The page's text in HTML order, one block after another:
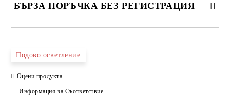
БЪРЗА ПОРЪЧКА БЕЗ РЕГИСТРАЦИЯ
Подово осветление
Оцени продукта
Информация за Съответствие